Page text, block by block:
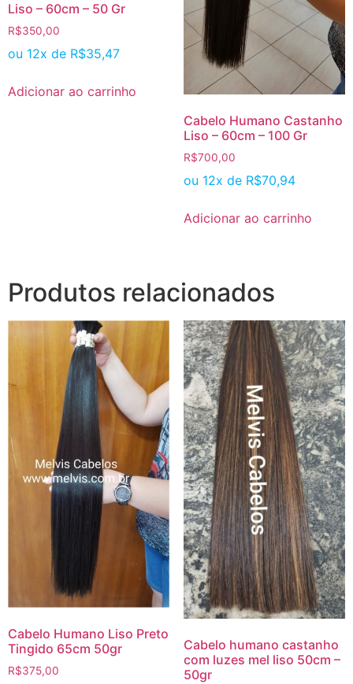
Liso – 60cm – 50 Gr
R$350,00
ou 12x de R$35,47
Adicionar ao carrinho
Cabelo Humano Castanho
Liso – 60cm – 100 Gr
R$700,00
ou 12x de R$70,94
Adicionar ao carrinho
Produtos relacionados
Cabelo Humano Liso Preto
Tingido 65cm 50gr
R$375,00
Cabelo humano castanho
com luzes mel liso 50cm –
50gr